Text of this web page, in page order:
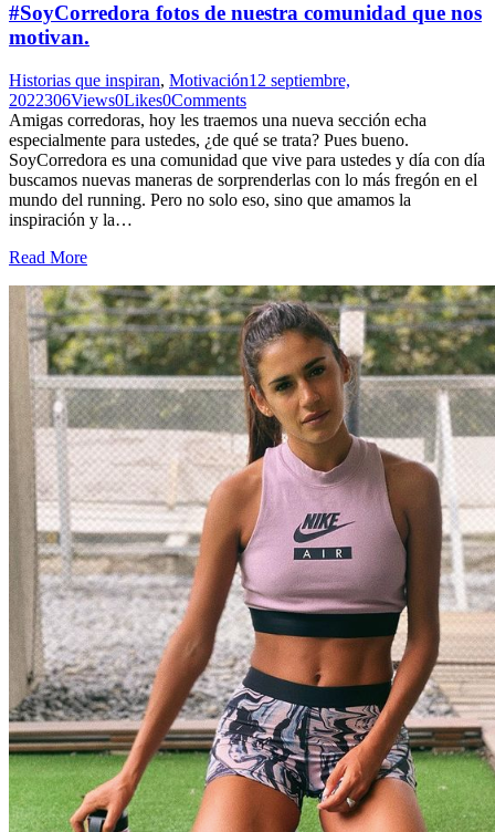
#SoyCorredora fotos de nuestra comunidad que nos
motivan.
Historias que inspiran, Motivación12 septiembre,
2022306Views0Likes0Comments
Amigas corredoras, hoy les traemos una nueva sección echa
especialmente para ustedes, ¿de qué se trata? Pues bueno.
SoyCorredora es una comunidad que vive para ustedes y día con día
buscamos nuevas maneras de sorprenderlas con lo más fregón en el
mundo del running. Pero no solo eso, sino que amamos la
inspiración y la…
Read More